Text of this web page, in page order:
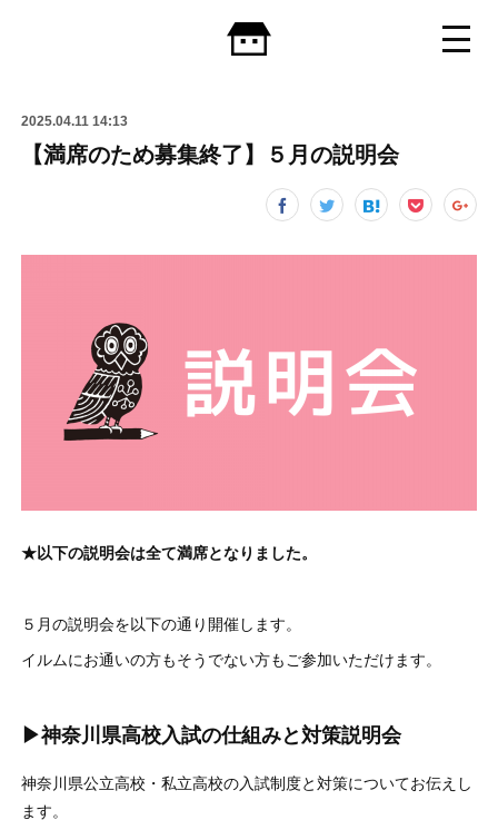
2025.04.11 14:13
【満席のため募集終了】５月の説明会
★以下の説明会は全て満席となりました。
５月の説明会を以下の通り開催します。
イルムにお通いの方もそうでない方もご参加いただけます。
▶神奈川県高校入試の仕組みと対策説明会
神奈川県公立高校・私立高校の入試制度と対策についてお伝えし
ます。